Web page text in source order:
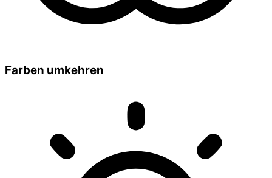
Farben umkehren